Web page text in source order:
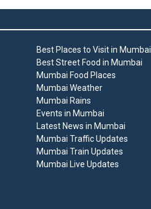
Best Places to Visit in Mumbai
Best Street Food in Mumbai
Mumbai Food Places
Mumbai Weather
Mumbai Rains
Events in Mumbai
Latest News in Mumbai
Mumbai Traffic Updates
Mumbai Train Updates
Mumbai Live Updates